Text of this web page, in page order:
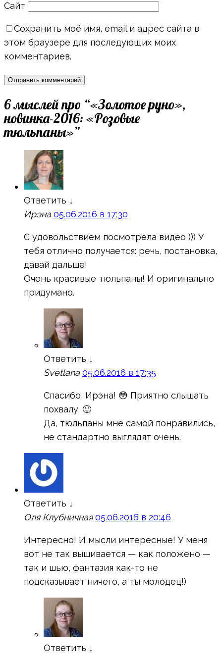
Сайт
Сохранить моё имя, email и адрес сайта в
этом браузере для последующих моих
комментариев.
6 мыслей про “«Золотое руно»,
новинка-2016: «Розовые
тюльпаны»”
Ответить ↓
Ирэна 05.06.2016 в 17:30
С удовольствием посмотрела видео ))) У
тебя отлично получается: речь, постановка,
давай дальше!
Очень красивые тюльпаны! И оригинально
придумано.
Ответить ↓
Svetlana 05.06.2016 в 17:35
Спасибо, Ирэна! 😳 Приятно слышать
похвалу. 🙂
Да, тюльпаны мне самой понравились,
не стандартно выглядят очень.
Ответить ↓
Оля Клубничная 05.06.2016 в 20:46
Интересно! И мысли интересные! У меня
вот не так вышивается — как положено —
так и шью, фантазия как-то не
подсказывает ничего, а ты молодец!)
Ответить ↓